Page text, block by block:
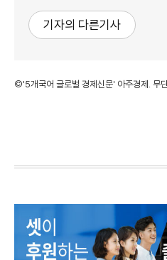
기자의 다른기사
©'5개국어 글로벌 경제신문' 아주경제. 무